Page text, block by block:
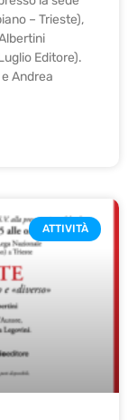
– Trieste),
Editore).
Andrea
ATTIVITÀ